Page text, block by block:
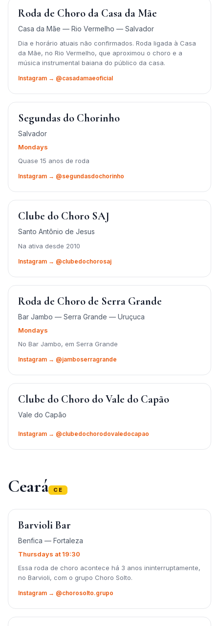
Roda de Choro da Casa da Mãe
Casa da Mãe — Rio Vermelho — Salvador
Dia e horário atuais não confirmados. Roda ligada à Casa
da Mãe, no Rio Vermelho, que aproximou o choro e a
música instrumental baiana do público da casa.
Instagram → @casadamaeoficial
Segundas do Chorinho
Salvador
Mondays
Quase 15 anos de roda
Instagram → @segundasdochorinho
Clube do Choro SAJ
Santo Antônio de Jesus
Na ativa desde 2010
Instagram → @clubedochorosaj
Roda de Choro de Serra Grande
Bar Jambo — Serra Grande — Uruçuca
Mondays
No Bar Jambo, em Serra Grande
Instagram → @jamboserragrande
Clube do Choro do Vale do Capão
Vale do Capão
Instagram → @clubedochorodovaledocapao
Ceará CE
Barvioli Bar
Benfica — Fortaleza
Thursdays at 19:30
Essa roda de choro acontece há 3 anos ininterruptamente,
no Barvioli, com o grupo Choro Solto.
Instagram → @chorosolto.grupo